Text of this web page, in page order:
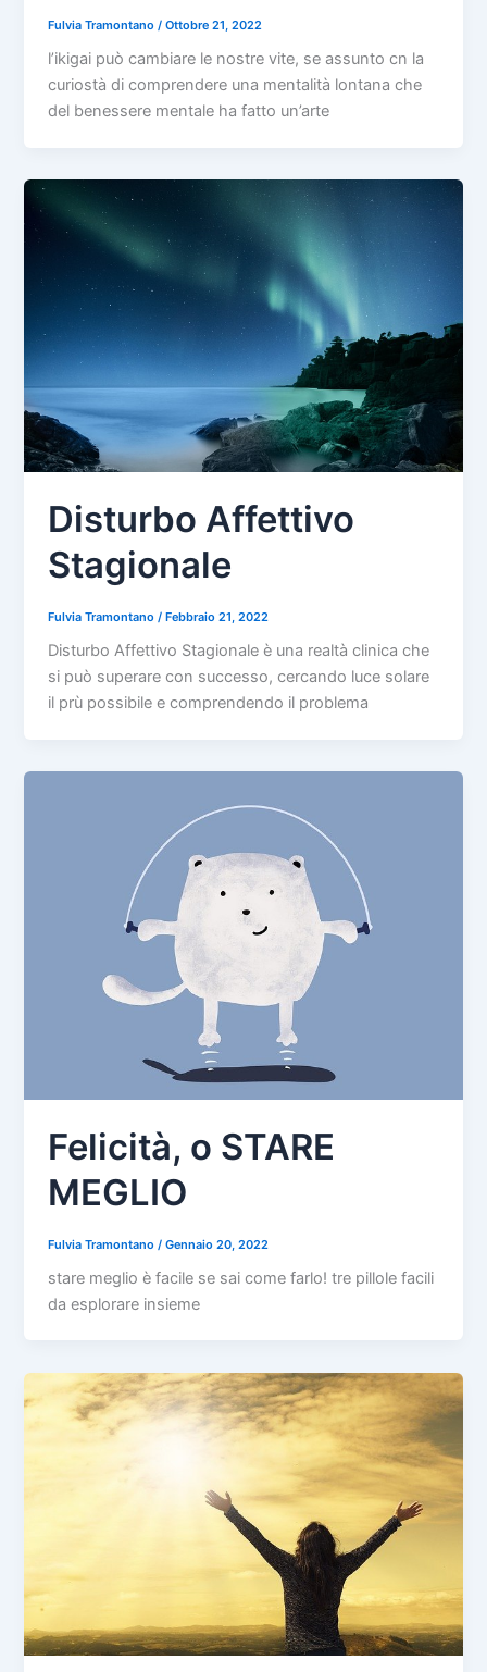
Fulvia Tramontano/Ottobre 21, 2022
l’ikigai può cambiare le nostre vite, se assunto cn la
curiostà di comprendere una mentalità lontana che
del benessere mentale ha fatto un’arte
Disturbo Affettivo
Stagionale
Fulvia Tramontano/Febbraio 21, 2022
Disturbo Affettivo Stagionale è una realtà clinica che
si può superare con successo, cercando luce solare
il prù possibile e comprendendo il problema
Felicità, o STARE
MEGLIO
Fulvia Tramontano/Gennaio 20, 2022
stare meglio è facile se sai come farlo! tre pillole facili
da esplorare insieme